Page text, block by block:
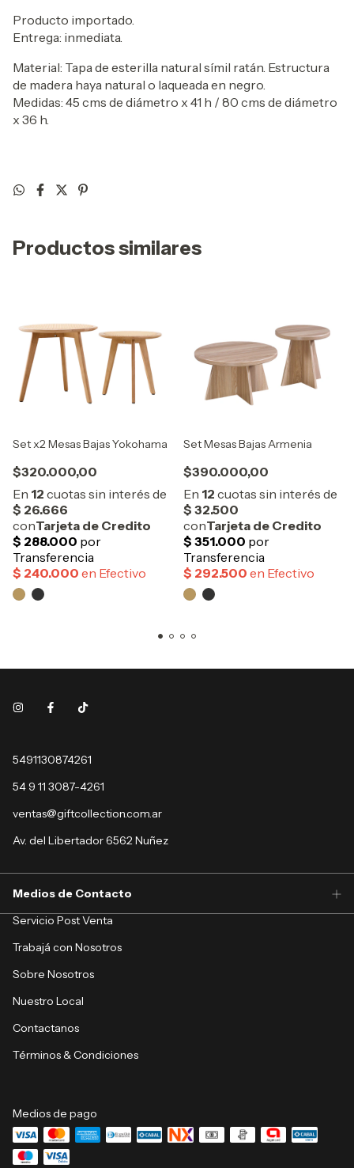
Producto importado.
Entrega: inmediata.
Material: Tapa de esterilla natural símil ratán. Estructura
de madera haya natural o laqueada en negro.
Medidas: 45 cms de diámetro x 41 h / 80 cms de diámetro
x 36 h.
Productos similares
Set x2 Mesas Bajas Yokohama
$320.000,00
Set Mesas Bajas Armenia
$390.000,00
5491130874261
54 9 11 3087-4261
ventas@giftcollection.com.ar
Av. del Libertador 6562 Nuñez
Medios de Contacto
Servicio Post Venta
Trabajá con Nosotros
Sobre Nosotros
Nuestro Local
Contactanos
Términos & Condiciones
Medios de pago